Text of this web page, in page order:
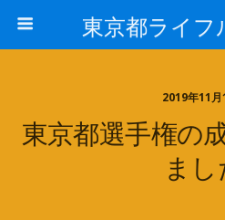
東京都ライフ
2019年11月
東京都選手権の
まし